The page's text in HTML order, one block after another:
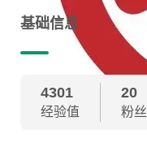
基础信息
4301
经验值
20
粉丝